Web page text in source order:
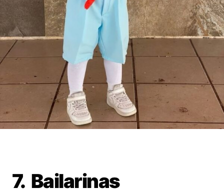
7. Bailarinas